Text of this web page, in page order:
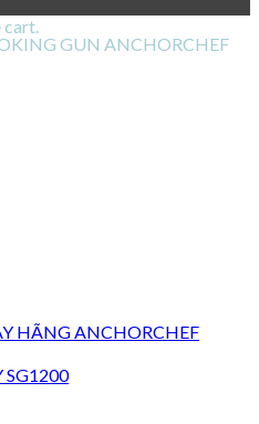
cart.
GUN ANCHORCHEF